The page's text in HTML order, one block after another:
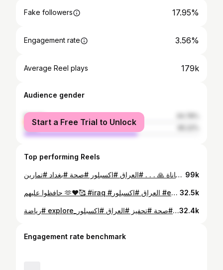
Fake followers 17.95%
Engagement rate 3.56%
Average Reel plays 179k
Audience gender
female
male
Start a Free Trial to Unlock
Top performing Reels
كم مرة گلنا " اريد اتغير بس ماعندي واهس؟" الاهداف ما تنتظر من عندنا يصير مزاجنا حلو .. لو بكل مرة اجانا حماس التغيير وبلشنا فعلاً نحاول نغير عاداتنا اليومية واسلوب حياتنا .. چان شگد صار فرق؟ ♥️ الأهداف تحتاج انضباط .. التزام وعقلية قوية مو واهس ومزاج حلو الواهس حجة نقنع بيها نفسنا من نكون خايفين من التغيير او المحاولة! لو نحاول نتغير اليوم او نبقى نفتر بدائرة المعاناة 🙏 . . . #العراق #اكسبلور #صحة #بغداد #تمارين #explore #iraq #fitness #run #تحفيز #motivation # 99k
حافظوا عليهم 🫶♥️🥰 #iraq #العراق #اكسبلور #explore #fitness 32.5k
⁨ لو كان سهلاً لفعله الجميع ✌🏼 التحدي الحقيقي هو الاستمرارية .. لأن الالتزام مو سهل، وفكرة انك تختار كل يوم الشي اللي يفيدك ويطورك، حتى بأيام المزاج والتعب هو انجاز وخطوة صغيرة لنتائج كبيرة بعدين 🤍 اختاروا اولوياتكم صح🤗 #صحة #تحفيز #العراق #اكسبلور_explore #رياضة⁩32.4k
Engagement rate benchmark